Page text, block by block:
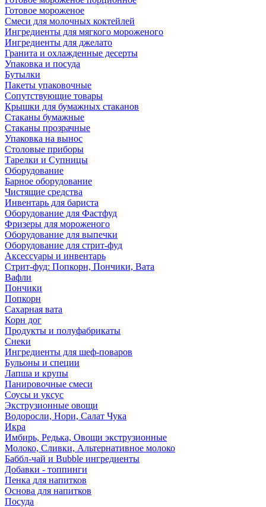
Готовое мороженое
Смеси для молочных коктейлей
Ингредиенты для мягкого мороженого
Ингредиенты для джелато
Гранита и охлажденные десерты
Упаковка и посуда
Бутылки
Пакеты упаковочные
Сопутствующие товары
Крышки для бумажных стаканов
Стаканы бумажные
Стаканы прозрачные
Упаковка на вынос
Столовые приборы
Тарелки и Супницы
Оборудование
Барное оборудование
Чистящие средства
Инвентарь для бариста
Оборудование для Фастфуд
Фризеры для мороженого
Оборудование для выпечки
Оборудование для стрит-фуд
Аксессуары и инвентарь
Стрит-фуд: Попкорн, Пончики, Вата
Вафли
Пончики
Попкорн
Сахарная вата
Корн дог
Продукты и полуфабрикаты
Снеки
Ингредиенты для шеф-поваров
Бульоны и специи
Лапша и крупы
Панировочные смеси
Соусы и уксус
Экструзионные овощи
Водоросли, Нори, Салат Чука
Икра
Имбирь, Редька, Овощи экструзионные
Молоко, Сливки, Альтернативное молоко
Баббл-чай и Bubble ингредиенты
Добавки - топпинги
Пенка для напитков
Основа для напитков
Посуда